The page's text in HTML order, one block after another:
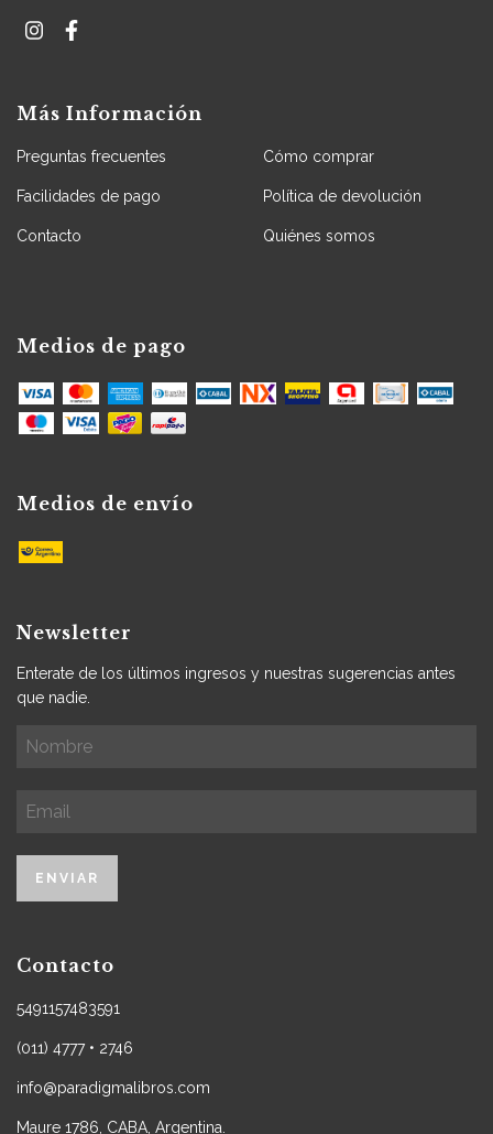
Más Información
Preguntas frecuentes Cómo comprar
Facilidades de pago Política de devolución
Contacto Quiénes somos
Medios de pago
Medios de envío
Newsletter
Enterate de los últimos ingresos y nuestras sugerencias antes
que nadie.
Contacto
5491157483591
(011) 4777 • 2746
info@paradigmalibros.com
Maure 1786, CABA, Argentina.